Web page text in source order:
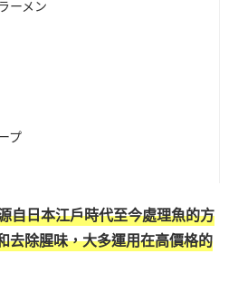
ーメン
プ
自日本江戶時代至今處理魚的方
去除腥味，大多運用在高價格的